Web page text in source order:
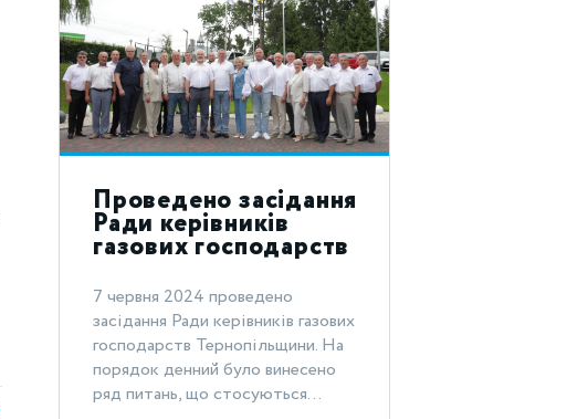
Проведено засідання
Ради керівників
газових господарств
Тернопільщини
7 червня 2024 проведено
засідання Ради керівників газових
господарств Тернопільщини. На
порядок денний було винесено
ряд питань, що стосуються...